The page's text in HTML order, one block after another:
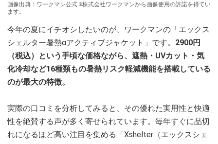
画像出典：ワークマン公式 ※株式会社ワークマンから画像使用の許諾を得てい
ます。
今年の夏にイチオシしたいのが、ワークマンの「エックス
シェルター暑熱αアクティブジャケット」です。 2900円
（税込）という手頃な価格ながら、遮熱・UVカット・気
化冷却など16種類もの暑熱リスク軽減機能を搭載している
のが最大の特徴。
実際の口コミを分析してみると、その優れた実用性と快適
性を絶賛する声が多く寄せられています。毎年すぐに品切
れになるほど高い注目を集める「Xshelter（エックスシェ